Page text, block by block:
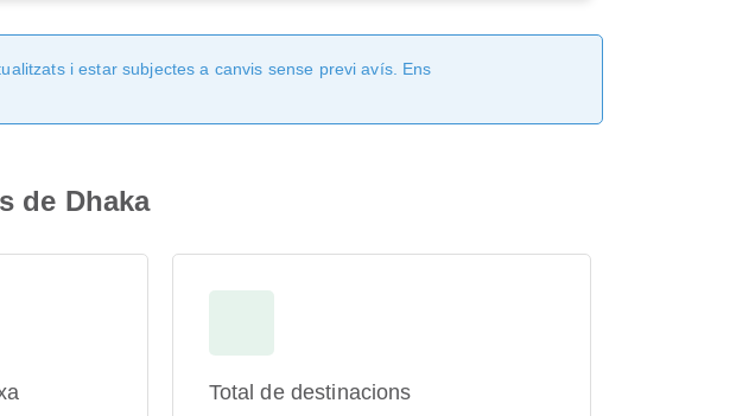
i estar subjectes a canvis sense previ avís. Ens
de Dhaka
Total de destinacions